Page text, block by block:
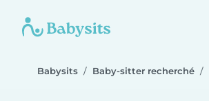
Babysits Baby-sitter recherché